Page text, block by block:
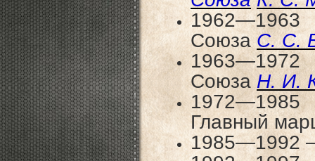
Союза С. С.
Союза Н. И.
Главный
1985—1992